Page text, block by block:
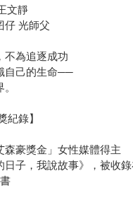
文靜
仔 光師父
不為追逐成功
自己的生命──
紀錄】
豪獎金」女性媒體得主
子，我說故事》，被收